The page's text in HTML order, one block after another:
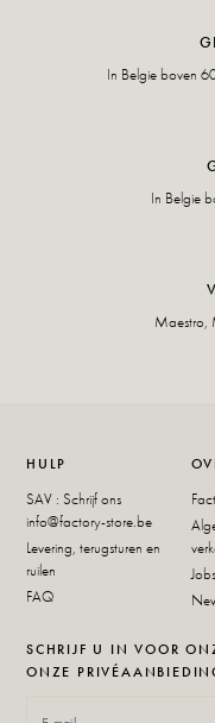
In Belgie boven
In Belgie
Maestro,
HULP
SAV : Schrijf ons
info@factory-store.be
Levering, terugsturen en
ruilen
FAQ
Jobs
SCHRIJF U IN VOOR
ONZE